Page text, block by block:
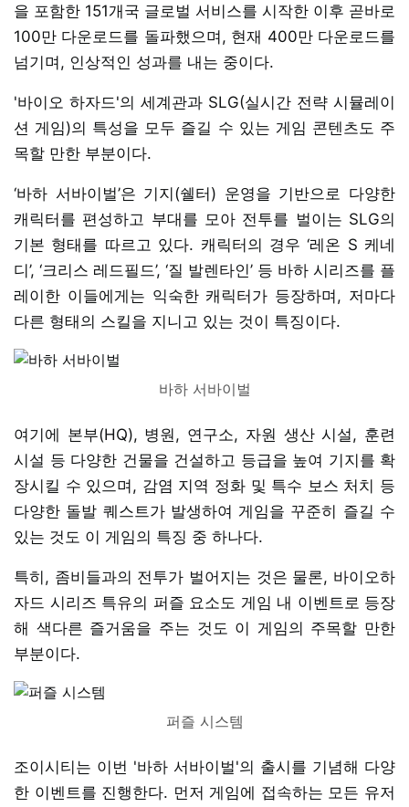
을 포함한 151개국 글로벌 서비스를 시작한 이후 곧바로
100만 다운로드를 돌파했으며, 현재 400만 다운로드를
넘기며, 인상적인 성과를 내는 중이다.
'바이오 하자드'의 세계관과 SLG(실시간 전략 시뮬레이
션 게임)의 특성을 모두 즐길 수 있는 게임 콘텐츠도 주
목할 만한 부분이다.
‘바하 서바이벌’은 기지(쉘터) 운영을 기반으로 다양한
캐릭터를 편성하고 부대를 모아 전투를 벌이는 SLG의
기본 형태를 따르고 있다. 캐릭터의 경우 ‘레온 S 케네
디’, ‘크리스 레드필드’, ‘질 발렌타인’ 등 바하 시리즈를 플
레이한 이들에게는 익숙한 캐릭터가 등장하며, 저마다
다른 형태의 스킬을 지니고 있는 것이 특징이다.
바하 서바이벌
여기에 본부(HQ), 병원, 연구소, 자원 생산 시설, 훈련
시설 등 다양한 건물을 건설하고 등급을 높여 기지를 확
장시킬 수 있으며, 감염 지역 정화 및 특수 보스 처치 등
다양한 돌발 퀘스트가 발생하여 게임을 꾸준히 즐길 수
있는 것도 이 게임의 특징 중 하나다.
특히, 좀비들과의 전투가 벌어지는 것은 물론, 바이오하
자드 시리즈 특유의 퍼즐 요소도 게임 내 이벤트로 등장
해 색다른 즐거움을 주는 것도 이 게임의 주목할 만한
부분이다.
퍼즐 시스템
조이시티는 이번 '바하 서바이벌'의 출시를 기념해 다양
한 이벤트를 진행한다. 먼저 게임에 접속하는 모든 유저